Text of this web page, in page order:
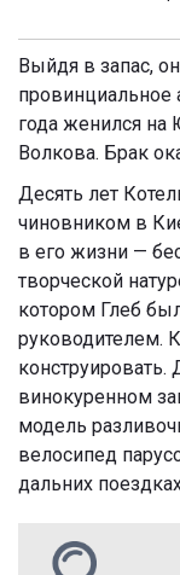
Выйдя в запас,
провинциальное
года женился на
Волкова. Брак
Десять лет
чиновником в
в его жизни —
творческой
котором Глеб
руководителем.
винокуренном
модель
велосипед
дальних